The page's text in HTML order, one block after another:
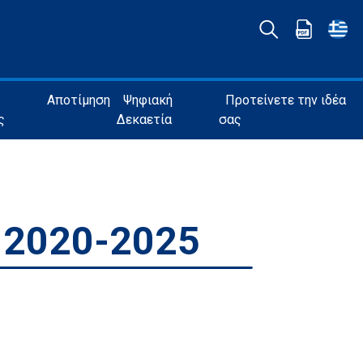
Αποτίμηση
Ψηφιακή
Δεκαετία
Προτείνετε την ιδέα
σας
2025